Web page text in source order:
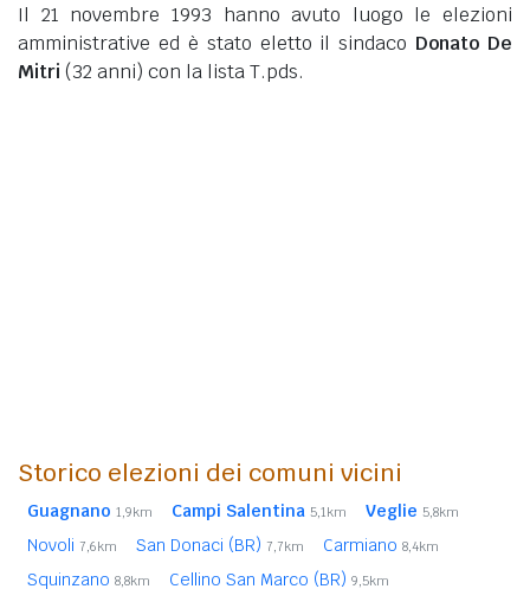
Il 21 novembre 1993 hanno avuto luogo le elezioni
amministrative ed è stato eletto il sindaco Donato De
Mitri (32 anni) con la lista T.pds.
Storico elezioni dei comuni vicini
Guagnano 1,9km Campi Salentina 5,1km Veglie 5,8km
Novoli 7,6km San Donaci (BR) 7,7km Carmiano 8,4km
Squinzano 8,8km Cellino San Marco (BR) 9,5km